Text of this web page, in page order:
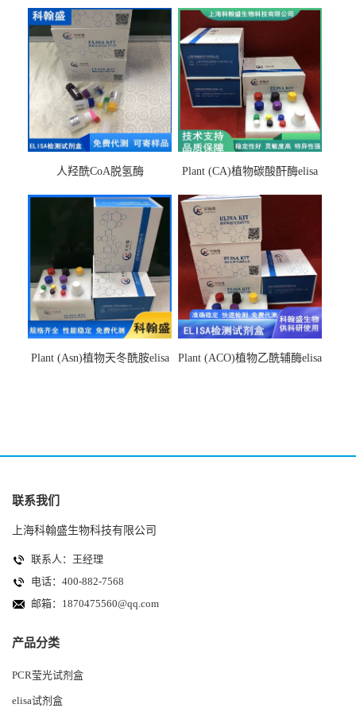
人羟酰CoA脱氢酶
Plant (CA)植物碳酸酐酶elisa
Plant (Asn)植物天冬酰胺elisa
Plant (ACO)植物乙酰辅酶elisa
联系我们
上海科翰盛生物科技有限公司
联系人：王经理
电话：400-882-7568
邮箱： 1870475560@qq.com
产品分类
PCR莹光试剂盒
elisa试剂盒